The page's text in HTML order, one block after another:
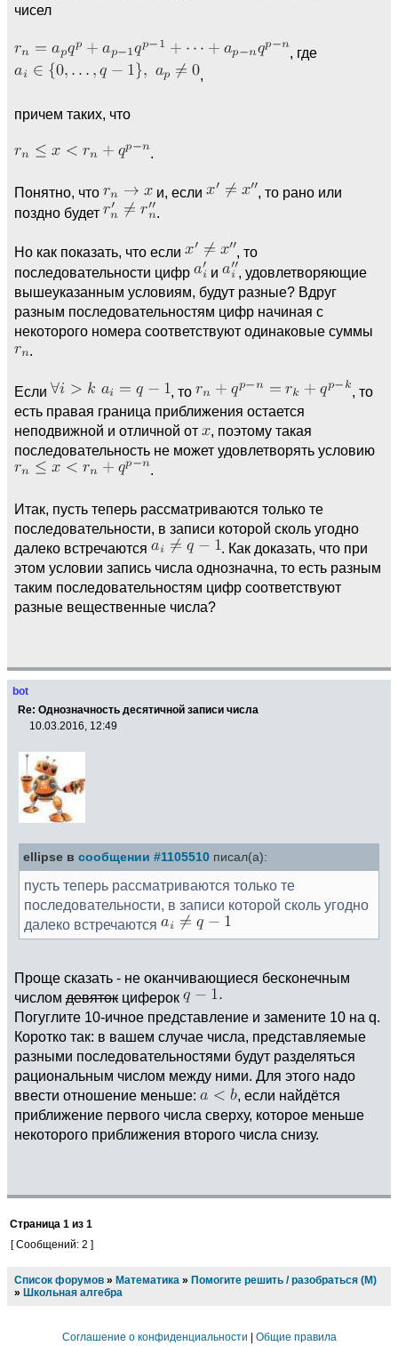
чисел
, где
,
причем таких, что
.
Понятно, что и, если
, то рано или
поздно будет
.
Но как показать, что если
, то
последовательности цифр
и
, удовлетворяющие
вышеуказанным условиям, будут разные? Вдруг
разным последовательностям цифр начиная с
некоторого номера соответствуют одинаковые суммы
.
Если , то
, то
есть правая граница приближения остается
неподвижной и отличной от
, поэтому такая
последовательность не может удовлетворять условию
.
Итак, пусть теперь рассматриваются только те
последовательности, в записи которой сколь угодно
далеко встречаются
. Как доказать, что при
этом условии запись числа однозначна, то есть разным
таким последовательностям цифр соответствуют
разные вещественные числа?
bot
Re: Однозначность десятичной записи числа
10.03.2016, 12:49
ellipse в сообщении #1105510 писал(а):
пусть теперь рассматриваются только те
последовательности, в записи которой сколь угодно
далеко встречаются
Проще сказать - не оканчивающиеся бесконечным
числом девяток циферок
Погуглите 10-ичное представление и замените 10 на q.
Коротко так: в вашем случае числа, представляемые
разными последовательностями будут разделяться
рациональным числом между ними. Для этого надо
ввести отношение меньше:
, если найдётся
приближение первого числа сверху, которое меньше
некоторого приближения второго числа снизу.
Страница 1 из 1
[ Сообщений: 2 ]
Список форумов » Математика » Помогите решить / разобраться (М)
» Школьная алгебра
Соглашение о конфиденциальности Общие правила